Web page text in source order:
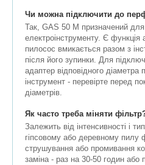
Чи можна підключити до
Так, GAS 50 M призначений
електроінструменту. Є функція
пилосос вмикається разом з
після його зупинки. Для
адаптер відповідного діаметра
інструмент - перевірте перед
діаметрів.
Як часто треба міняти
Залежить від інтенсивності і
гіпсовому або деревному пилу
струшування або промивання
заміна - раз на 30-50 годин або